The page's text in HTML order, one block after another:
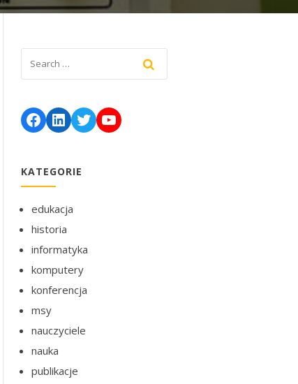
Facebook
LinkedIn
TwitterYouTube
KATEGORIE
edukacja
historia
informatyka
komputery
konferencja
msy
nauczyciele
nauka
publikacje